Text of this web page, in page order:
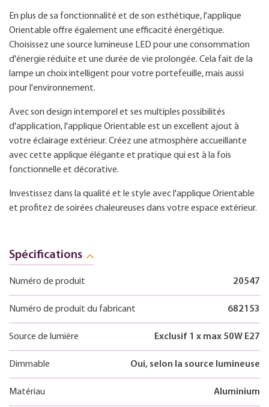
En plus de sa fonctionnalité et de son esthétique, l'applique
Orientable offre également une efficacité énergétique.
Choisissez une source lumineuse LED pour une consommation
d'énergie réduite et une durée de vie prolongée. Cela fait de la
lampe un choix intelligent pour votre portefeuille, mais aussi
pour l'environnement.
Avec son design intemporel et ses multiples possibilités
d'application, l'applique Orientable est un excellent ajout à
votre éclairage extérieur. Créez une atmosphère accueillante
avec cette applique élégante et pratique qui est à la fois
fonctionnelle et décorative.
Investissez dans la qualité et le style avec l'applique Orientable
et profitez de soirées chaleureuses dans votre espace extérieur.
Spécifications
Numéro de produit 20547
Numéro de produit du fabricant 682153
Source de lumière Exclusif 1 x max 50W E27
Dimmable Oui, selon la source lumineuse
Matériau Aluminium